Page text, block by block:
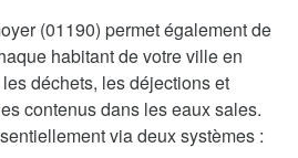
(01190) permet également de
habitant de votre ville en
déchets, les déjections et
contenus dans les eaux sales.
via deux systèmes :